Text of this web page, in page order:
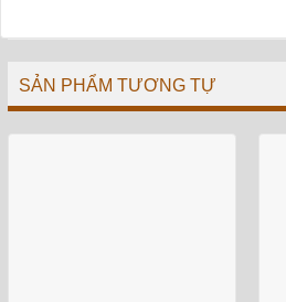
SẢN PHẨM TƯƠNG TỰ